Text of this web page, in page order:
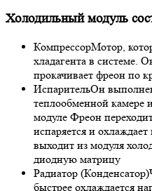
Холодильный модуль
КомпрессорМотор,
хладагента в системе.
прокачивает фреон по
ИспарительОн
теплообменной камере
модуле Фреон
испаряется и
выходит из модуля
диодную матрицу
Радиатор (Конденсатор)
быстрее охлаждается